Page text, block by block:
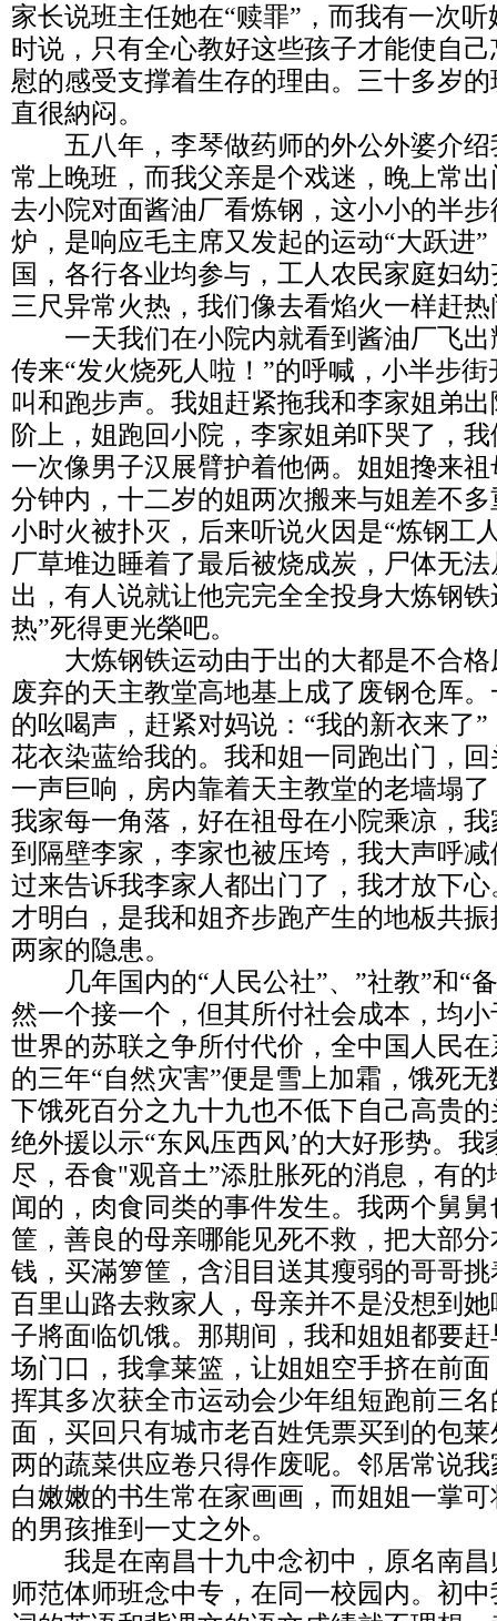
家长说班主任她在“赎罪”，而我有一次
时说，只有全心教好这些孩子才能使自
慰的感受支撑着生存的理由。三十多岁
直很納闷。
五八年，李琴做药师的外公外婆介绍
常上晚班，而我父亲是个戏迷，晚上常
去小院对面酱油厂看炼钢，这小小的半
炉，是响应毛主席又发起的运动“大跃进
国，各行各业均参与，工人农民家庭妇
三尺异常火热，我们像去看焰火一样赶热
一天我们在小院内就看到酱油厂飞出
传来“发火烧死人啦！”的呼喊，小半步
叫和跑步声。我姐赶紧拖我和李家姐弟
阶上，姐跑回小院，李家姐弟吓哭了，
一次像男子汉展臂护着他俩。姐姐搀来
分钟内，十二岁的姐两次搬来与姐差不
小时火被扑灭，后来听说火因是“炼钢工
厂草堆边睡着了最后被烧成炭，尸体无
出，有人说就让他完完全全投身大炼钢
热”死得更光榮吧。
大炼钢铁运动由于出的大都是不合格
废弃的天主教堂高地基上成了废钢仓厍
的吆喝声，赶紧对妈说：“我的新衣来了
花衣染蓝给我的。我和姐一同跑出门，
一声巨响，房内靠着天主教堂的老墙塌
我家每一角落，好在祖母在小院乘凉，
到隔壁李家，李家也被压垮，我大声呼
过来告诉我李家人都出门了，我才放下
才明白，是我和姐齐步跑产生的地板共
两家的隐患。
几年国内的“人民公社”、”社教”和“
然一个接一个，但其所付社会成本，均
世界的苏联之争所付代价，全中国人民
的三年“自然灾害”便是雪上加霜，饿死
下饿死百分之九十九也不低下自己高贵
绝外援以示“东风压西风’的大好形势。
尽，吞食"观音土”添肚胀死的消息，有
闻的，肉食同类的事件发生。我两个舅
筐，善良的母亲哪能见死不救，把大部
钱，买滿箩筐，含泪目送其瘦弱的哥哥
百里山路去救家人，母亲并不是没想到
子將面临饥饿。那期间，我和姐姐都要
场门口，我拿莱篮，让姐姐空手挤在前
挥其多次获全市运动会少年组短跑前三
面，买回只有城市老百姓凭票买到的包
两的蔬菜供应卷只得作废呢。邻居常说
白嫩嫩的书生常在家画画，而姐姐一掌
的男孩推到一丈之外。
我是在南昌十九中念初中，原名南昌
师范体师班念中专，在同一校园内。初